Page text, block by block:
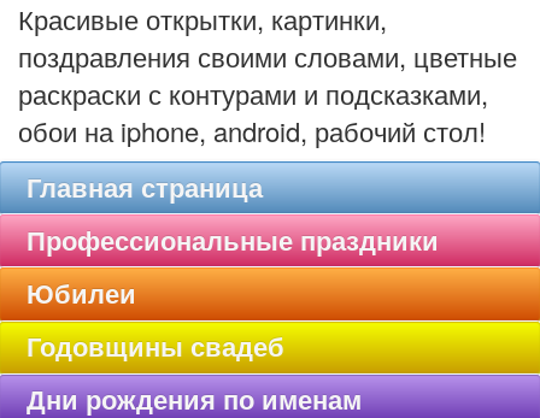
Красивые открытки, картинки,
поздравления своими словами, цветные
раскраски с контурами и подсказками,
обои на iphone, android, рабочий стол!
Главная страница
Профессиональные праздники
Юбилеи
Годовщины свадеб
Дни рождения по именам